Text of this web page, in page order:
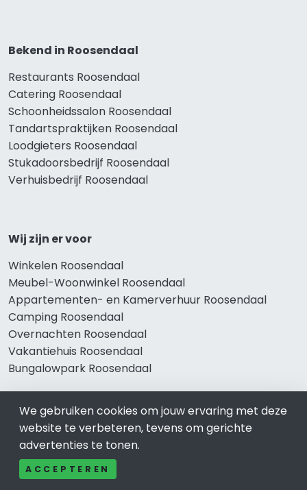
Bekend in Roosendaal
Restaurants Roosendaal
Catering Roosendaal
Schoonheidssalon Roosendaal
Tandartspraktijken Roosendaal
Loodgieters Roosendaal
Stukadoorsbedrijf Roosendaal
Verhuisbedrijf Roosendaal
Wij zijn er voor
Winkelen Roosendaal
Meubel-Woonwinkel Roosendaal
Appartementen- en Kamerverhuur Roosendaal
Camping Roosendaal
Overnachten Roosendaal
Vakantiehuis Roosendaal
Bungalowpark Roosendaal
Thema’s
Klussenbedrijf Roosendaal
Notarissen Roosendaal
We gebruiken cookies om jouw ervaring met deze
website te verbeteren, tevens om gerichte
advertenties te tonen.
ACCEPTEREN